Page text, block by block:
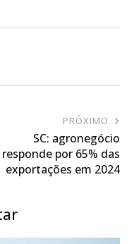
PRÓXIMO
SC: agronegócio
responde por 65% das
exportações em 2024